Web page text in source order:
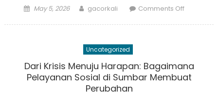
Posted
May 5, 2026 Author
gacorkali Comments Offon
Utama
Inisiatif
Uncategorized
Dari Krisis Menuju Harapan: Bagaimana
Pelayanan Sosial di Sumbar Membuat
Perubahan